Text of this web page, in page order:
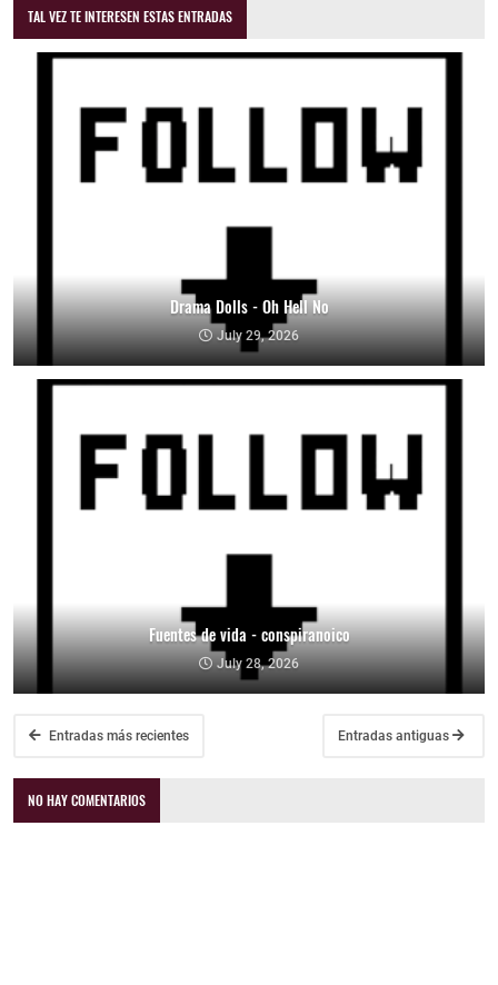
TAL VEZ TE INTERESEN ESTAS ENTRADAS
Drama Dolls - Oh Hell No
July 29, 2026
Fuentes de vida - conspiranoico
July 28, 2026
Entradas más recientes Entradas antiguas
NO HAY COMENTARIOS